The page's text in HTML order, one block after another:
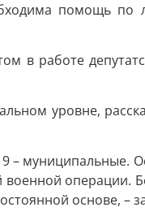
помощь по
в работе
уровне,
– муниципальные.
операции.
основе, –